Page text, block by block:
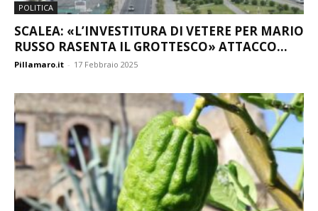
POLITICA
SCALEA: «L’INVESTITURA DI VETERE PER MARIO
RUSSO RASENTA IL GROTTESCO» ATTACCO...
Pillamaro.it - 17 Febbraio 2025